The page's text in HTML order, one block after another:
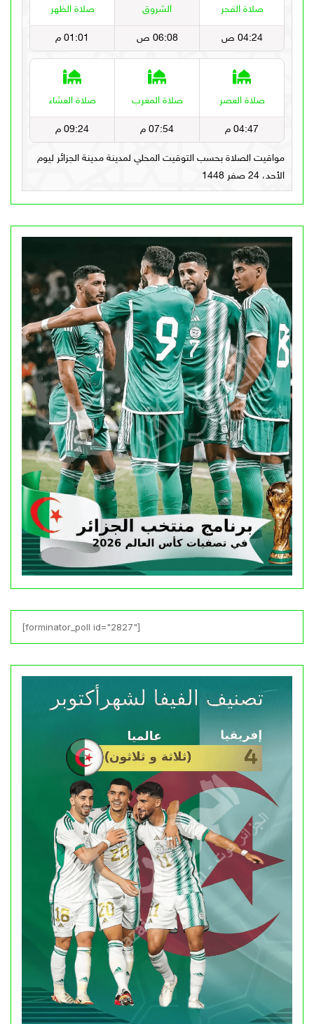
[forminator_poll id="2827"]